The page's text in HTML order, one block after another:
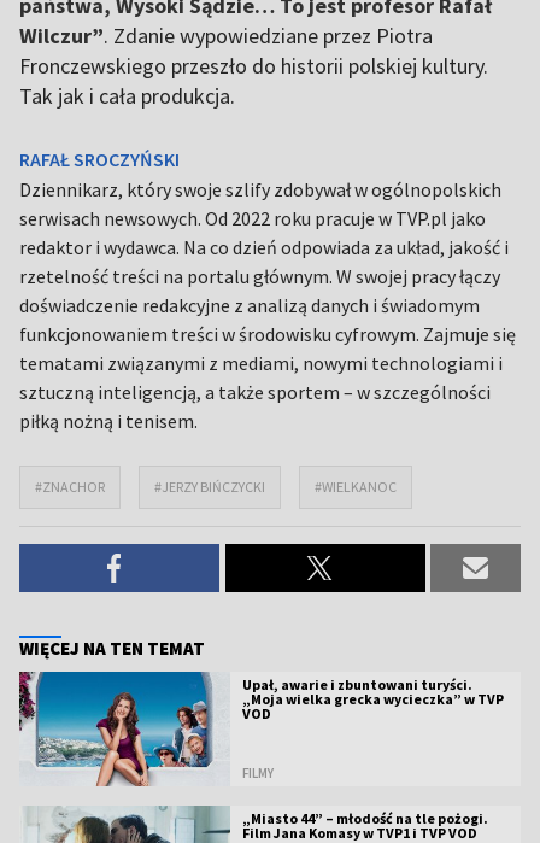
Wilczur”. Zdanie wypowiedziane przez Piotra
Fronczewskiego przeszło do historii polskiej kultury.
Tak jak i cała produkcja.
RAFAŁ SROCZYŃSKI
Dziennikarz, który swoje szlify zdobywał w ogólnopolskich
serwisach newsowych. Od 2022 roku pracuje w TVP.pl jako
redaktor i wydawca. Na co dzień odpowiada za układ, jakość i
rzetelność treści na portalu głównym. W swojej pracy łączy
doświadczenie redakcyjne z analizą danych i świadomym
funkcjonowaniem treści w środowisku cyfrowym. Zajmuje się
tematami związanymi z mediami, nowymi technologiami i
sztuczną inteligencją, a także sportem – w szczególności
piłką nożną i tenisem.
#ZNACHOR #JERZY BIŃCZYCKI #WIELKANOC
WIĘCEJ NA TEN TEMAT
Upał, awarie i zbuntowani turyści.
„Moja wielka grecka wycieczka” w TVP
VOD
FILMY
„Miasto 44” – młodość na tle pożogi.
Film Jana Komasy w TVP1 i TVP VOD